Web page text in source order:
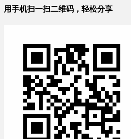
用手机扫一扫二维码，轻松分享